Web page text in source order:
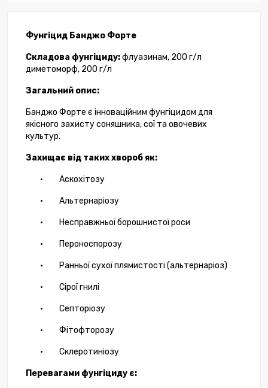
Фунгіцид Банджо Форте
Складова фунгіциду:флуазинам, 200 г/л
диметоморф, 200 г/л
Загальний опис:
Банджо Форте є інноваційним фунгіцидом для
якісного захисту соняшника, сої та овочевих
культур.
Захищає від таких хвороб як:
· Аскохітозу
· Альтернаріозу
· Несправжньої борошнистої роси
· Пероноспорозу
· Ранньої сухої плямистості (альтернаріоз)
· Сірої гнилі
· Септоріозу
· Фітофторозу
· Склеротиніозу
Перевагами фунгіциду є: